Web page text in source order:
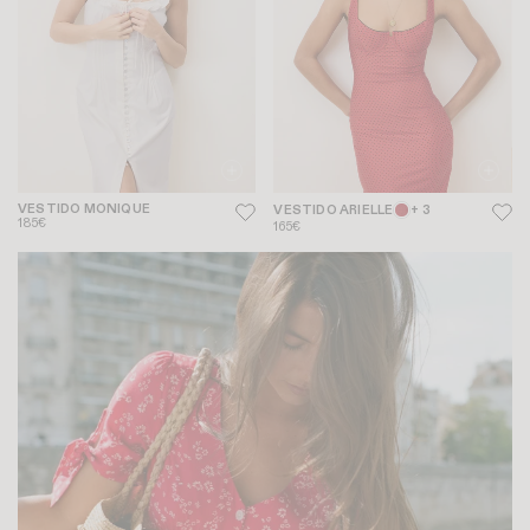
VESTIDO MONIQUE
185€
VESTIDO ARIELLE + 3
165€